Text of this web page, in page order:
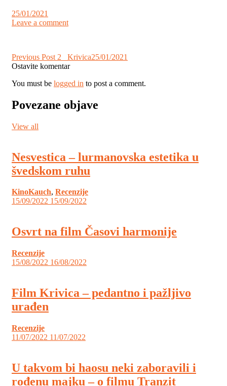
25/01/2021
Leave a comment
Post
navigation
Previous Post 2_ Krivica25/01/2021
Ostavite komentar
You must be logged in to post a comment.
Povezane objave
View all
Nesvestica – lurmanovska estetika u
švedskom ruhu
KinoKauch, Recenzije
15/09/2022 15/09/2022
Osvrt na film Časovi harmonije
Recenzije
15/08/2022 16/08/2022
Film Krivica – pedantno i pažljivo
urađen
Recenzije
11/07/2022 11/07/2022
U takvom bi haosu neki zaboravili i
rođenu majku – o filmu Tranzit